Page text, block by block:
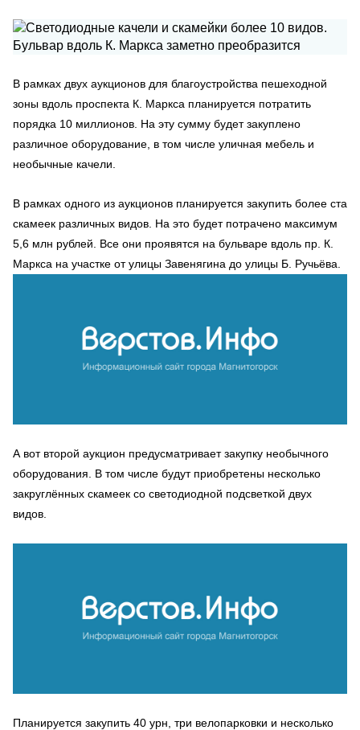
В рамках двух аукционов для благоустройства пешеходной
зоны вдоль проспекта К. Маркса планируется потратить
порядка 10 миллионов. На эту сумму будет закуплено
различное оборудование, в том числе уличная мебель и
необычные качели.
В рамках одного из аукционов планируется закупить более ста
скамеек различных видов. На это будет потрачено максимум
5,6 млн рублей. Все они проявятся на бульваре вдоль пр. К.
Маркса на участке от улицы Завенягина до улицы Б. Ручьёва.
А вот второй аукцион предусматривает закупку необычного
оборудования. В том числе будут приобретены несколько
закруглённых скамеек со светодиодной подсветкой двух
видов.
Планируется закупить 40 урн, три велопарковки и несколько